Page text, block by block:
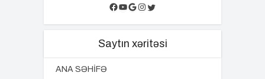
Facebook
YouTube
Google
Instagram
Twitter
Saytın xəritəsi
ANA SƏHİFƏ